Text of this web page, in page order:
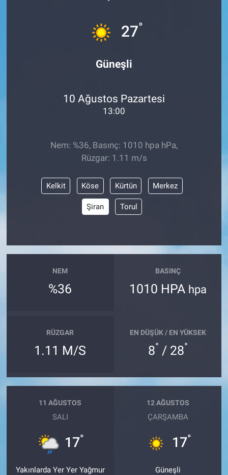
27°
Güneşli
10 Ağustos Pazartesi
13:00
Nem: %36, Basınç: 1010 hpa hPa,
Rüzgar: 1.11 m/s
Kelkit Köse Kürtün Merkez
Şiran Torul
NEM
%36
BASINÇ
1010 HPA hpa
RÜZGAR
1.11 M/S
EN DÜŞÜK / EN YÜKSEK
8° / 28°
11 AĞUSTOS
SALI
17°
Yakınlarda Yer Yer Yağmur
12 AĞUSTOS
ÇARŞAMBA
17°
Güneşli